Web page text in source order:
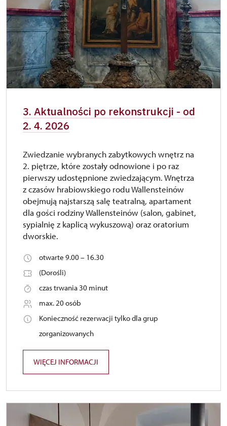
3. Aktualności po rekonstrukcji - od
2. 4. 2026
Zwiedzanie wybranych zabytkowych wnętrz na
2. piętrze, które zostały odnowione i po raz
pierwszy udostępnione zwiedzającym. Wnętrza
z czasów hrabiowskiego rodu Wallensteinów
obejmują najstarszą salę teatralną, apartament
dla gości rodziny Wallensteinów (salon, gabinet,
sypialnię z kaplicą wykuszową) oraz oratorium
dworskie.
otwarte 9.00 – 16.30
(Dorośli)
czas trwania 30 minut
max. 20 osób
Konieczność rezerwacji tylko dla grup
zorganizowanych
WIĘCEJ INFORMACJI